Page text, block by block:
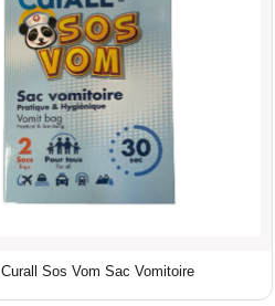
Curall Sos Vom Sac Vomitoire